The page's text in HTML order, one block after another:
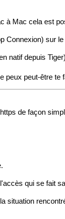
à Mac cela est
Connexion) sur
natif depuis
peux peut-être
de façon
qui se
situation